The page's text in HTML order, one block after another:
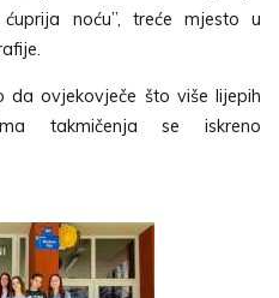
noću”, treće mjesto u
da ovjekovječe što više lijepih
takmičenja se iskreno